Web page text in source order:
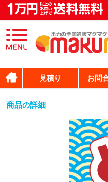
見積り お問
商品の詳細